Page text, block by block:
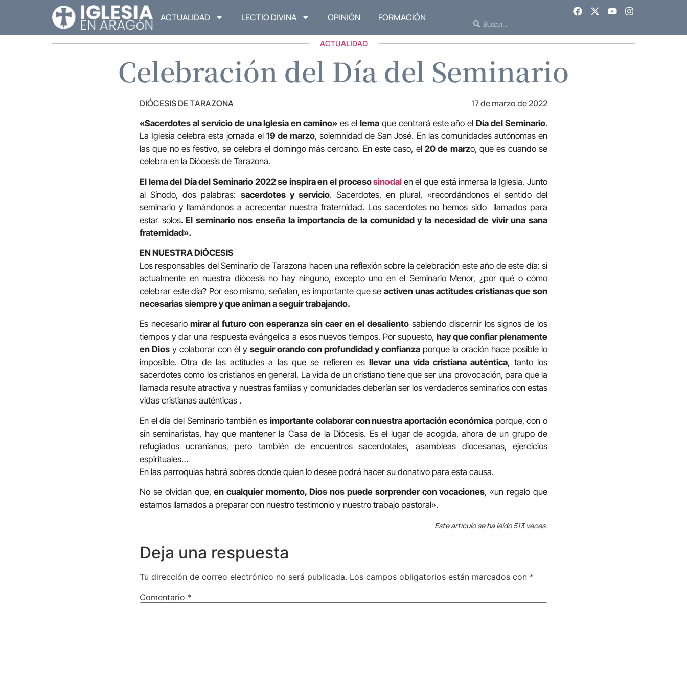
ACTUALIDAD LECTIO DIVINA OPINIÓN FORMACIÓN
ACTUALIDAD
Celebración del Día del Seminario
DIÓCESIS DE TARAZONA 17 de marzo de 2022
«Sacerdotes al servicio de una Iglesia en camino» es el lemaque centrará este año elDía del Seminario.
La Iglesia celebra esta jornada el 19 de marzo, solemnidad de San José. En las comunidades autónomas en
las que no es festivo, se celebra el domingo más cercano. En este caso, el 20 de marzo, que es cuando se
celebra en la Diócesis de Tarazona.
El lema del Día del Seminario 2022 se inspira en el procesosinodal en el que está inmersa la Iglesia. Junto
al Sínodo, dos palabras: sacerdotes y servicio. Sacerdotes, en plural, «recordándonos el sentido del
seminario y llamándonos a acrecentar nuestra fraternidad. Los sacerdotes no hemos sido llamados para
estar solos. El seminario nos enseña la importancia de la comunidad y la necesidad de vivir una sana
fraternidad».
EN NUESTRA DIÓCESIS
Los responsables del Seminario de Tarazona hacen una reflexión sobre la celebración este año de este día: si
actualmente en nuestra diócesis no hay ninguno, excepto uno en el Seminario Menor, ¿por qué o cómo
celebrar este día? Por eso mismo, señalan, es importante que se activen unas actitudes cristianas que son
necesarias siempre y que animan a seguir trabajando.
Es necesariomirar al futuro con esperanza sin caer en el desaliento sabiendo discernir los signos de los
tiempos y dar una respuesta evángelica a esos nuevos tiempos. Por supuesto, hay que confiar plenamente
en Dios y colaborar con él y seguir orando con profundidad y confianza porque la oración hace posible lo
imposible. Otra de las actitudes a las que se refieren esllevar una vida cristiana auténtica, tanto los
sacerdotes como los cristianos en general. La vida de un cristiano tiene que ser una provocación, para que la
llamada resulte atractiva y nuestras familias y comunidades deberían ser los verdaderos seminarios con estas
vidas cristianas auténticas .
En el día del Seminario también esimportante colaborar con nuestra aportación económicaporque, con o
sin seminaristas, hay que mantener la Casa de la Diócesis. Es el lugar de acogida, ahora de un grupo de
refugiados ucranianos, pero también de encuentros sacerdotales, asambleas diocesanas, ejercicios
espirituales…
En las parroquias habrá sobres donde quien lo desee podrá hacer su donativo para esta causa.
No se olvidan que,en cualquier momento, Dios nos puede sorprender con vocaciones, «un regalo que
estamos llamados a preparar con nuestro testimonio y nuestro trabajo pastoral».
Este artículo se ha leído 513 veces.
Deja una respuesta
Tu dirección de correo electrónico no será publicada. Los campos obligatorios están marcados con *
Comentario *